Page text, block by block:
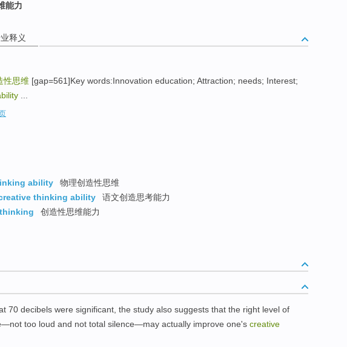
能力
释义
性思维 [gap=561]Key words:Innovation education; Attraction; needs; Interest;
ability
物理创造性思维
thinking ability
语文创造思考能力
创造性思维能力
70 decibels were significant, the study also suggests that the right level of
too loud and not total silence—may actually improve one's creative